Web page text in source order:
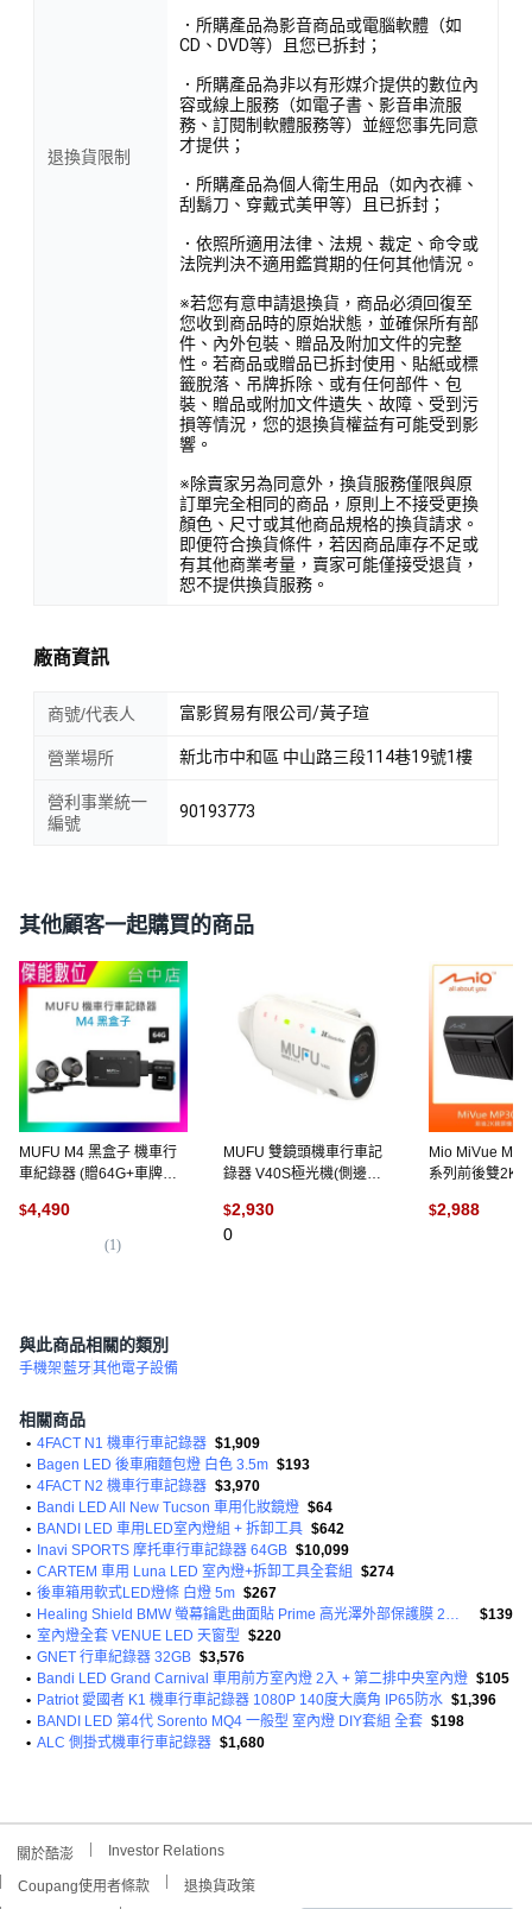
退換貨限制
．所購產品為影音商品或電腦軟體（如
CD、DVD等）且您已拆封；
．所購產品為非以有形媒介提供的數位內
容或線上服務（如電子書、影音串流服
務、訂閱制軟體服務等）並經您事先同意
才提供；
．所購產品為個人衛生用品（如內衣褲、
刮鬍刀、穿戴式美甲等）且已拆封；
．依照所適用法律、法規、裁定、命令或
法院判決不適用鑑賞期的任何其他情況。
※若您有意申請退換貨，商品必須回復至
您收到商品時的原始狀態，並確保所有部
件、內外包裝、贈品及附加文件的完整
性。若商品或贈品已拆封使用、貼紙或標
籤脫落、吊牌拆除、或有任何部件、包
裝、贈品或附加文件遺失、故障、受到污
損等情況，您的退換貨權益有可能受到影
響。
※除賣家另為同意外，換貨服務僅限與原
訂單完全相同的商品，原則上不接受更換
顏色、尺寸或其他商品規格的換貨請求。
即便符合換貨條件，若因商品庫存不足或
有其他商業考量，賣家可能僅接受退貨，
恕不提供換貨服務。
廠商資訊
商號/代表人 富影貿易有限公司/黃子瑄
營業場所 新北市中和區 中山路三段114巷19號1樓
營利事業統一
編號
90193773
其他顧客一起購買的商品
MUFU M4 黑盒子 機車行
車紀錄器 (贈64G+車牌架/
速)
$4,490
(1)
MUFU 雙鏡頭機車行車記
錄器 V40S極光機(側邊款)
V40S 極光機
$2,930
0
Mio MiVue
系列前後雙2K
$2,988
與此商品相關的類別
手機架 藍牙其他電子設備
相關商品
• 4FACT N1 機車行車記錄器 $1,909
• Bagen LED 後車廂麵包燈 白色 3.5m $193
• 4FACT N2 機車行車記錄器 $3,970
• Bandi LED All New Tucson 車用化妝鏡燈 $64
• BANDI LED 車用LED室內燈組 + 拆卸工具 $642
•
Inavi SPORTS 摩托車行車記錄器 64GB $10,099
• CARTEM 車用 Luna LED 室內燈+拆卸工具全套組
$274
• 後車箱用軟式LED燈條 白燈 5m $267
•
Healing Shield BMW 螢幕鑰匙曲面貼 Prime 高光澤外部保護膜 2片組
$139
• 室內燈全套 VENUE LED 天窗型 $220
• GNET 行車紀錄器 32GB $3,576
• Bandi LED Grand Carnival 車用前方室內燈 2入 + 第二排中央室內燈 $105
• Patriot 愛國者 K1 機車行車記錄器 1080P 140度大廣角 IP65防水 $1,396
• BANDI LED 第4代 Sorento MQ4 一般型 室內燈 DIY套組 全套 $198
• ALC 側掛式機車行車記錄器 $1,680
關於酷澎 Investor Relations
Coupang使用者條款 退換貨政策